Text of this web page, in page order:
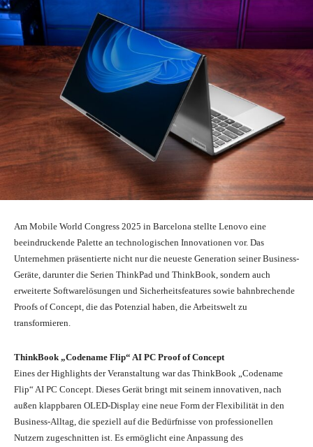
Am Mobile World Congress 2025 in Barcelona stellte Lenovo eine
beeindruckende Palette an technologischen Innovationen vor. Das
Unternehmen präsentierte nicht nur die neueste Generation seiner Business-
Geräte, darunter die Serien ThinkPad und ThinkBook, sondern auch
erweiterte Softwarelösungen und Sicherheitsfeatures sowie bahnbrechende
Proofs of Concept, die das Potenzial haben, die Arbeitswelt zu
transformieren.
ThinkBook „Codename Flip“ AI PC Proof of Concept
Eines der Highlights der Veranstaltung war das ThinkBook „Codename
Flip“ AI PC Concept. Dieses Gerät bringt mit seinem innovativen, nach
außen klappbaren OLED-Display eine neue Form der Flexibilität in den
Business-Alltag, die speziell auf die Bedürfnisse von professionellen
Nutzern zugeschnitten ist. Es ermöglicht eine Anpassung des